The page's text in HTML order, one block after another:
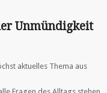
Unmündigkeit
aktuelles Thema aus